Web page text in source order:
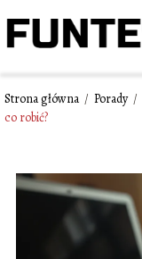
Strona główna / Porady /
co robić?